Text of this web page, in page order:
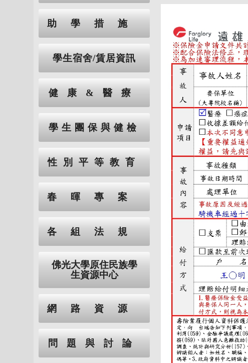
助學措施
學生宿舍/賃居資訊
健康&醫療
學生團保與健檢
性別平等教育
春暉專案
各組法規
佛光大學原住民族學
生資源中心
網路資源
問題與討論